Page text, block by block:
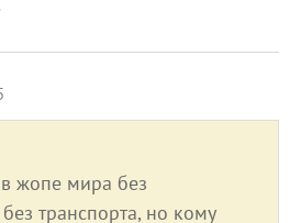
жопе мира без
транспорта, но кому